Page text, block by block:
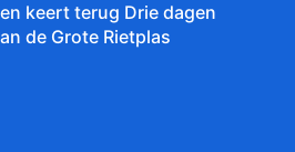
keert terug Drie dagen
de Grote Rietplas